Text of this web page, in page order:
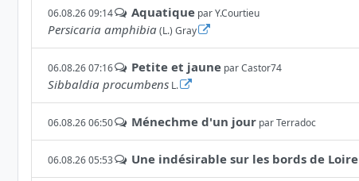
06.08.26 09:14 Aquatique parY.Courtieu
Persicaria amphibia(L.) Gray
06.08.26 07:16 Petite et jaune parCastor74
Sibbaldia procumbens L.
06.08.26 06:50 Ménechme d'un jour parTerradoc
06.08.26 05:53 Une indésirable sur les bords de Loire